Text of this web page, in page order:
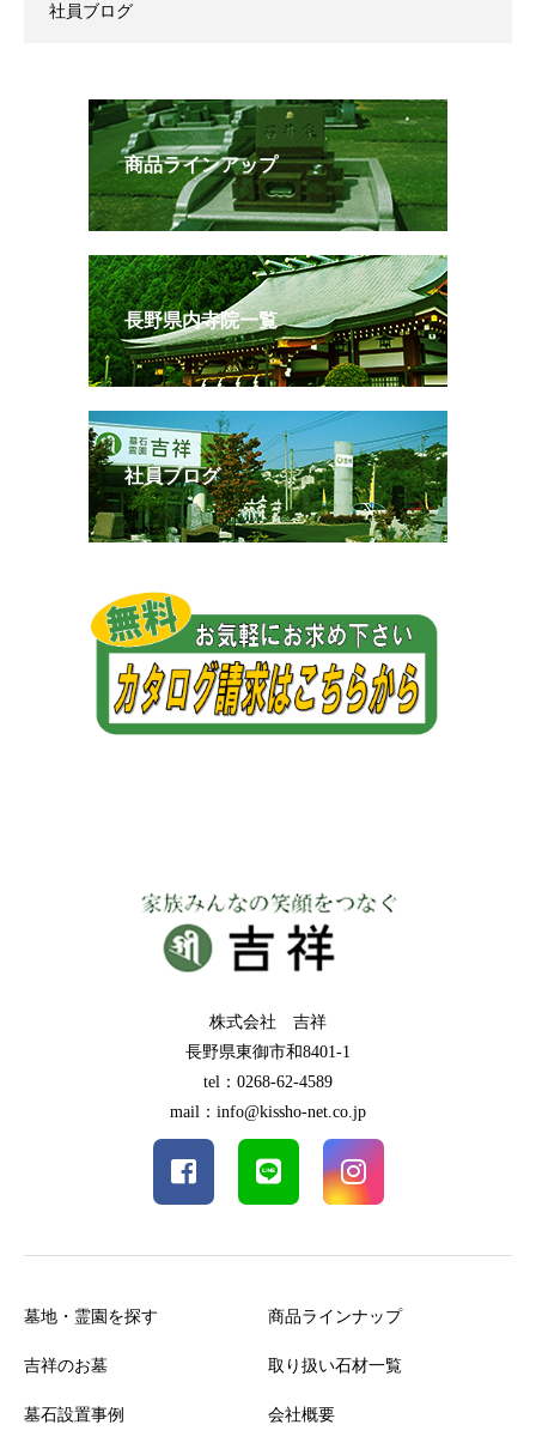
社員ブログ
商品ラインアップ
長野県内寺院一覧
社員ブログ
株式会社 吉祥
長野県東御市和8401-1
tel：0268-62-4589
mail：info@kissho-net.co.jp
墓地・霊園を探す
吉祥のお墓
墓石設置事例
商品ラインナップ
取り扱い石材一覧
会社概要